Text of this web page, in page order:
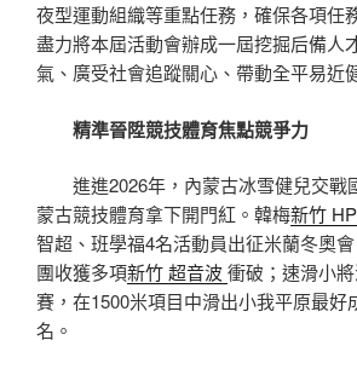
夜型運動組織等重點任務，確保各項任
盡力將本屆活動會辦成一屆挖掘后備人
氣、廣受社會追蹤關心、帶動全平易近
精準晉陞競技體育焦點競爭力
進進2026年，內蒙古冰雪健兒交戰
蒙古競技體育拿下開門紅。韓梅新竹
智超、班學福4名活動員出征米蘭冬奧
團收獲多項新竹 超音波衝破；速滑小
賽，在1500米項目中滑出小我平原最好
名。